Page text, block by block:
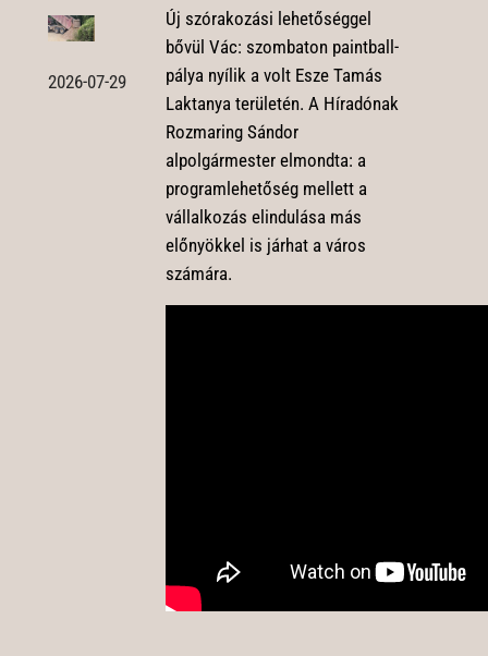
2026-07-29
Új szórakozási lehetőséggel
bővül Vác: szombaton paintball-
pálya nyílik a volt Esze Tamás
Laktanya területén. A Híradónak
Rozmaring Sándor
alpolgármester elmondta: a
programlehetőség mellett a
vállalkozás elindulása más
előnyökkel is járhat a város
számára.